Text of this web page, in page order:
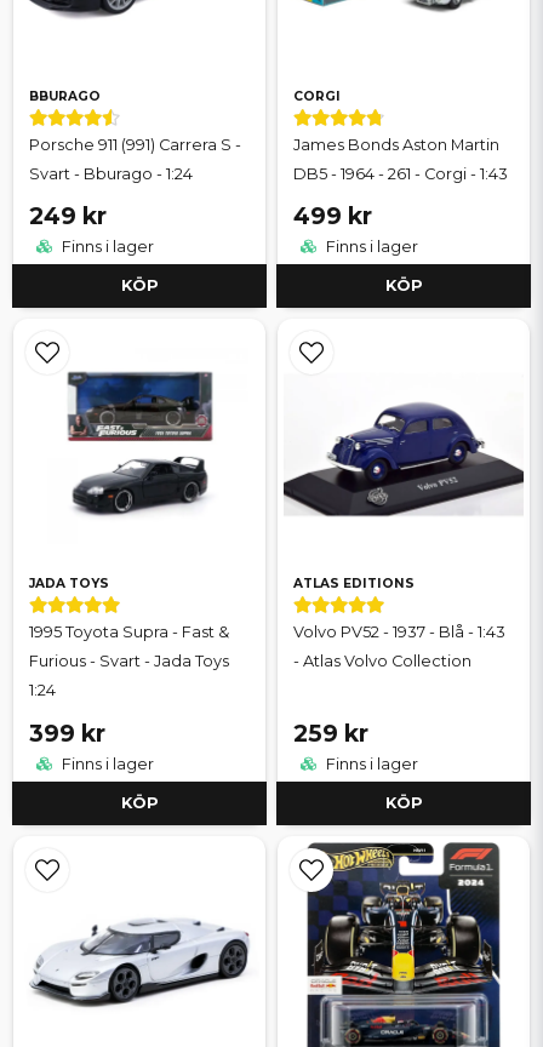
BBURAGO
Porsche 911 (991) Carrera S -
Svart - Bburago - 1:24
249 kr
Finns i lager
KÖP
CORGI
James Bonds Aston Martin
DB5 - 1964 - 261 - Corgi - 1:43
499 kr
Finns i lager
KÖP
JADA TOYS
1995 Toyota Supra - Fast &
Furious - Svart - Jada Toys
1:24
399 kr
Finns i lager
KÖP
ATLAS EDITIONS
Volvo PV52 - 1937 - Blå - 1:43
- Atlas Volvo Collection
259 kr
Finns i lager
KÖP